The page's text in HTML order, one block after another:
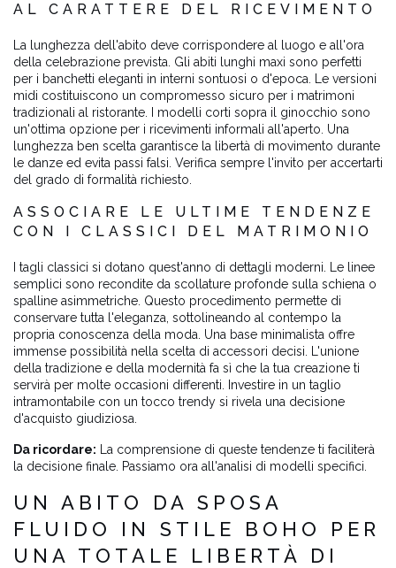
AL CARATTERE DEL RICEVIMENTO
La lunghezza dell'abito deve corrispondere al luogo e all'ora
della celebrazione prevista. Gli abiti lunghi maxi sono perfetti
per i banchetti eleganti in interni sontuosi o d'epoca. Le versioni
midi costituiscono un compromesso sicuro per i matrimoni
tradizionali al ristorante. I modelli corti sopra il ginocchio sono
un'ottima opzione per i ricevimenti informali all'aperto. Una
lunghezza ben scelta garantisce la libertà di movimento durante
le danze ed evita passi falsi. Verifica sempre l'invito per accertarti
del grado di formalità richiesto.
ASSOCIARE LE ULTIME TENDENZE
CON I CLASSICI DEL MATRIMONIO
I tagli classici si dotano quest'anno di dettagli moderni. Le linee
semplici sono recondite da scollature profonde sulla schiena o
spalline asimmetriche. Questo procedimento permette di
conservare tutta l'eleganza, sottolineando al contempo la
propria conoscenza della moda. Una base minimalista offre
immense possibilità nella scelta di accessori decisi. L'unione
della tradizione e della modernità fa sì che la tua creazione ti
servirà per molte occasioni differenti. Investire in un taglio
intramontabile con un tocco trendy si rivela una decisione
d'acquisto giudiziosa.
Da ricordare: La comprensione di queste tendenze ti faciliterà
la decisione finale. Passiamo ora all'analisi di modelli specifici.
UN ABITO DA SPOSA
FLUIDO IN STILE BOHO PER
UNA TOTALE LIBERTÀ DI